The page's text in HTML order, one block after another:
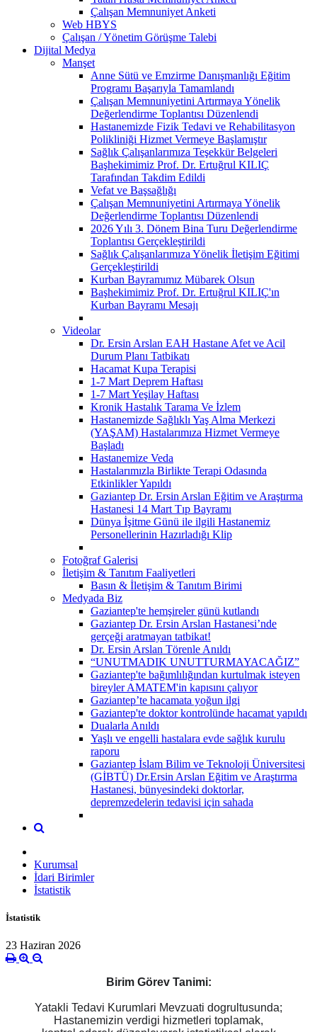
Çalışan Memnuniyet Anketi
Web HBYS
Çalışan / Yönetim Görüşme Talebi
Dijital Medya
Manşet
Anne Sütü ve Emzirme Danışmanlığı Eğitim
Programı Başarıyla Tamamlandı
Çalışan Memnuniyetini Artırmaya Yönelik
Değerlendirme Toplantısı Düzenlendi
Hastanemizde Fizik Tedavi ve Rehabilitasyon
Polikliniği Hizmet Vermeye Başlamıştır
Sağlık Çalışanlarımıza Teşekkür Belgeleri
Başhekimimiz Prof. Dr. Ertuğrul KILIÇ
Tarafından Takdim Edildi
Vefat ve Başsağlığı
Çalışan Memnuniyetini Artırmaya Yönelik
Değerlendirme Toplantısı Düzenlendi
2026 Yılı 3. Dönem Bina Turu Değerlendirme
Toplantısı Gerçekleştirildi
Sağlık Çalışanlarımıza Yönelik İletişim Eğitimi
Gerçekleştirildi
Kurban Bayramımız Mübarek Olsun
Başhekimimiz Prof. Dr. Ertuğrul KILIÇ'ın
Kurban Bayramı Mesajı
Videolar
Dr. Ersin Arslan EAH Hastane Afet ve Acil
Durum Planı Tatbikatı
Hacamat Kupa Terapisi
1-7 Mart Deprem Haftası
1-7 Mart Yeşilay Haftası
Kronik Hastalık Tarama Ve İzlem
Hastanemizde Sağlıklı Yaş Alma Merkezi
(YAŞAM) Hastalarımıza Hizmet Vermeye
Başladı
Hastanemize Veda
Hastalarımızla Birlikte Terapi Odasında
Etkinlikler Yapıldı
Gaziantep Dr. Ersin Arslan Eğitim ve Araştırma
Hastanesi 14 Mart Tıp Bayramı
Dünya İşitme Günü ile ilgili Hastanemiz
Personellerinin Hazırladığı Klip
Fotoğraf Galerisi
İletişim & Tanıtım Faaliyetleri
Basın & İletişim & Tanıtım Birimi
Medyada Biz
Gaziantep'te hemşireler günü kutlandı
Gaziantep Dr. Ersin Arslan Hastanesi’nde
gerçeği aratmayan tatbikat!
Dr. Ersin Arslan Törenle Anıldı
“UNUTMADIK UNUTTURMAYACAĞIZ”
Gaziantep'te bağımlılığından kurtulmak isteyen
bireyler AMATEM'in kapısını çalıyor
Gaziantep’te hacamata yoğun ilgi
Gaziantep'te doktor kontrolünde hacamat yapıldı
Dualarla Anıldı
Yaşlı ve engelli hastalara evde sağlık kurulu
raporu
Gaziantep İslam Bilim ve Teknoloji Üniversitesi
(GİBTÜ) Dr.Ersin Arslan Eğitim ve Araştırma
Hastanesi, bünyesindeki doktorlar,
depremzedelerin tedavisi için sahada
Kurumsal
İdari Birimler
İstatistik
İstatistik
23 Haziran 2026
Birim GörevTanimi:
Yatakli Tedavi Kurumlari Mevzuati dogrultusunda;
Hastanemizin verdigi hizmetleri toplamak,